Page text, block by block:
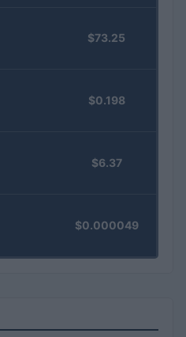
$73.25
$0.198
$6.37
$0.000049